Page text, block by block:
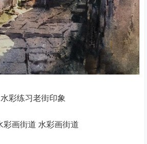
水彩练习老街印象